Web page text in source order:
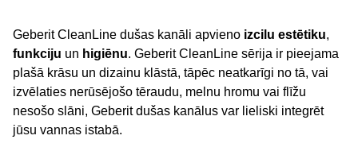
Geberit CleanLine dušas kanāli apvieno izcilu estētiku,
funkciju un higiēnu. Geberit CleanLine sērija ir pieejama
plašā krāsu un dizainu klāstā, tāpēc neatkarīgi no tā, vai
izvēlaties nerūsējošo tēraudu, melnu hromu vai flīžu
nesošo slāni, Geberit dušas kanālus var lieliski integrēt
jūsu vannas istabā.